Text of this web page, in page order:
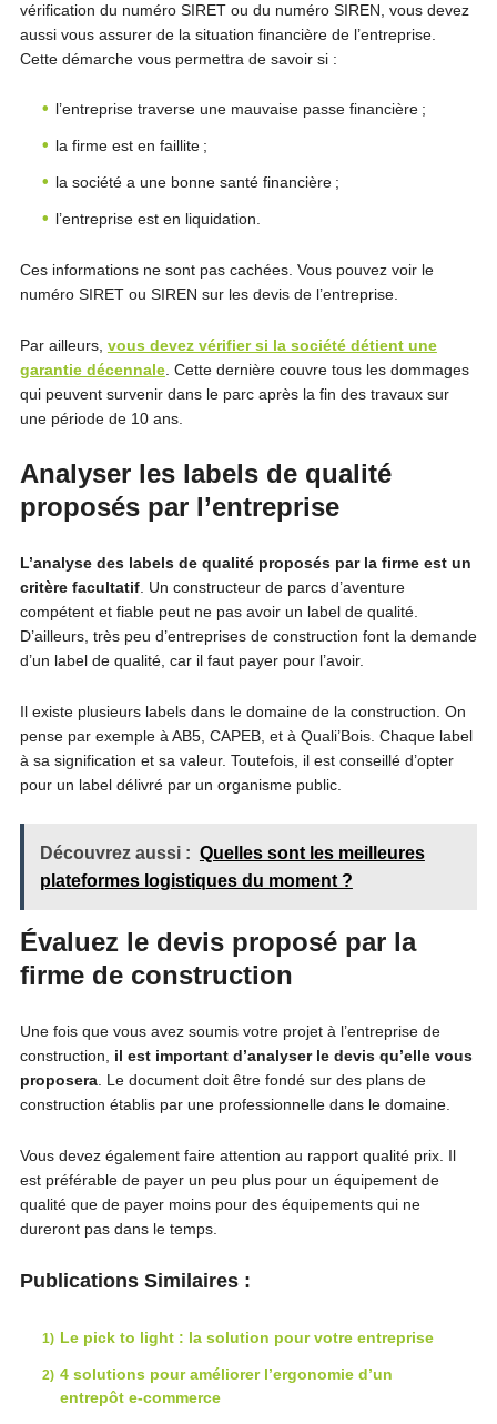
vérification du numéro SIRET ou du numéro SIREN, vous devez
aussi vous assurer de la situation financière de l’entreprise.
Cette démarche vous permettra de savoir si :
l’entreprise traverse une mauvaise passe financière ;
la firme est en faillite ;
la société a une bonne santé financière ;
l’entreprise est en liquidation.
Ces informations ne sont pas cachées. Vous pouvez voir le
numéro SIRET ou SIREN sur les devis de l’entreprise.
Par ailleurs, vous devez vérifier si la société détient une
garantie décennale. Cette dernière couvre tous les dommages
qui peuvent survenir dans le parc après la fin des travaux sur
une période de 10 ans.
Analyser les labels de qualité
proposés par l’entreprise
L’analyse des labels de qualité proposés par la firme est un
critère facultatif. Un constructeur de parcs d’aventure
compétent et fiable peut ne pas avoir un label de qualité.
D’ailleurs, très peu d’entreprises de construction font la demande
d’un label de qualité, car il faut payer pour l’avoir.
Il existe plusieurs labels dans le domaine de la construction. On
pense par exemple à AB5, CAPEB, et à Quali’Bois. Chaque label
à sa signification et sa valeur. Toutefois, il est conseillé d’opter
pour un label délivré par un organisme public.
Découvrez aussi : Quelles sont les meilleures
plateformes logistiques du moment ?
Évaluez le devis proposé par la
firme de construction
Une fois que vous avez soumis votre projet à l’entreprise de
construction, il est important d’analyser le devis qu’elle vous
proposera. Le document doit être fondé sur des plans de
construction établis par une professionnelle dans le domaine.
Vous devez également faire attention au rapport qualité prix. Il
est préférable de payer un peu plus pour un équipement de
qualité que de payer moins pour des équipements qui ne
dureront pas dans le temps.
Publications Similaires :
Le pick to light : la solution pour votre entreprise
4 solutions pour améliorer l’ergonomie d’un
entrepôt e-commerce